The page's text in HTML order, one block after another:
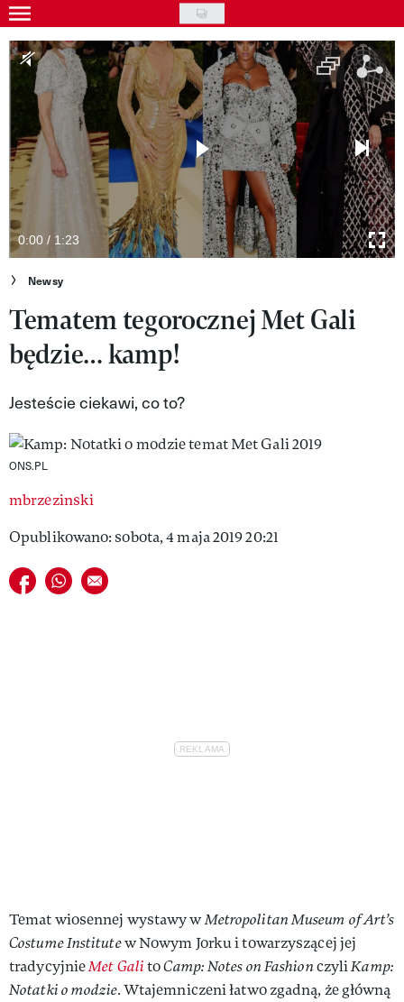
Skip
to
main
content
Gwiazdy
Ludzie
Moda
Uroda
Styl życia
Kultura
Wideo
Nasze akcje
VIVA!ART
VIVA!MAN
VIVA!PEOPLE POWER
VIVA!ITAKA
MAGAZYN VIVA!
0:00 / 1:23
Newsy
Tematem tegorocznej Met Gali
będzie… kamp!
Jesteście ciekawi, co to?
ONS.PL
mbrzezinski
Opublikowano: sobota, 4 maja 2019 20:21
Udostępnij na facebook
Udostępnij na whatsapp
E-mail do przyjaciela
Temat wiosennej wystawy wMetropolitan Museum of Art’s
Costume Institutew Nowym Jorku i towarzyszącej jej
tradycyjnieMet GalitoCamp: Notes on FashionczyliKamp:
Notatki o modzie.Wtajemniczeni łatwo zgadną, że główną